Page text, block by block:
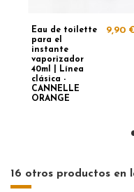
Eau de toilette
para el
instante
vaporizador
40ml | Línea
clásica -
CANNELLE
ORANGE
9,90
16 otros productos en